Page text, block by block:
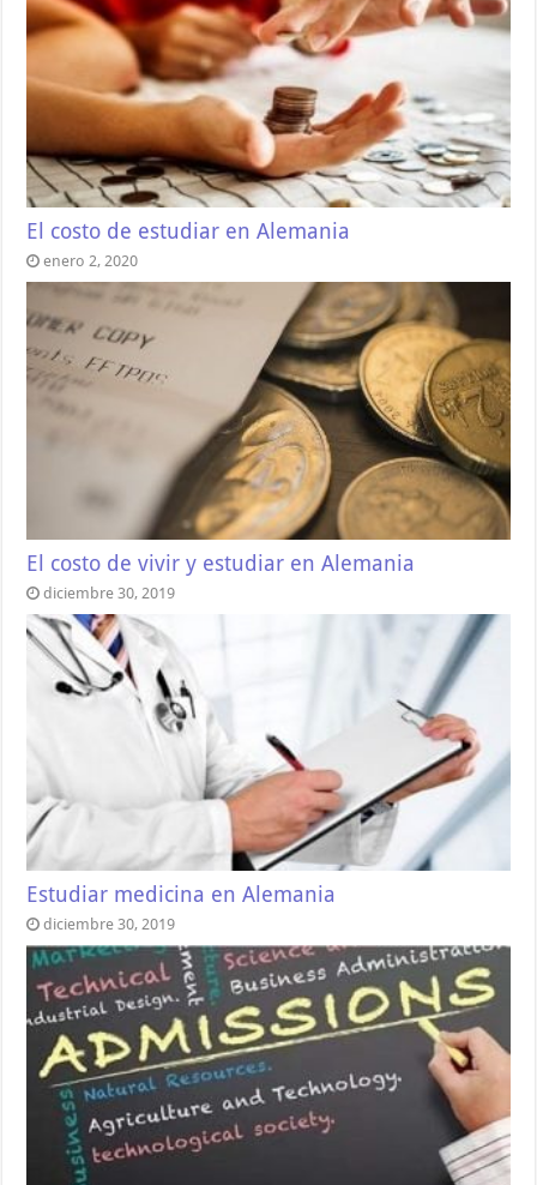
El costo de estudiar en Alemania
enero 2, 2020
El costo de vivir y estudiar en Alemania
diciembre 30, 2019
Estudiar medicina en Alemania
diciembre 30, 2019